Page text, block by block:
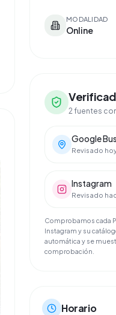
MODALIDAD
Online
2 fuentes
Google
Revisado
Instagram
Revisado
Comprobamos cada
Instagram y su
automática y se
comprobación.
Horario